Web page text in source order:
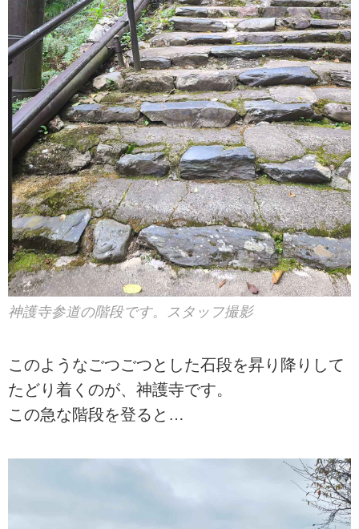
神護寺参道の階段です。スタッフ撮影
このようなごつごつとした石段を昇り降りして
たどり着くのが、神護寺です。
この急な階段を登ると…